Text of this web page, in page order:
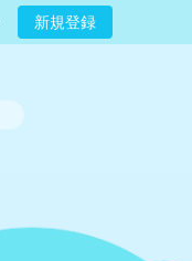
新規登録